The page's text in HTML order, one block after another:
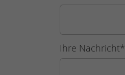
Ihre Nachricht*